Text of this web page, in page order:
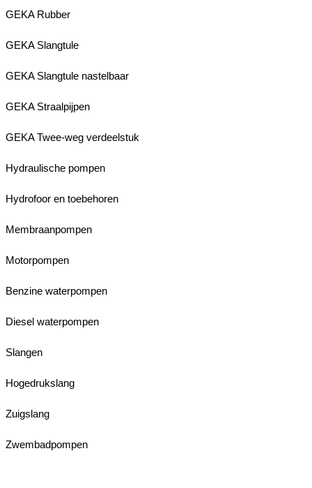
GEKA Rubber
GEKA Slangtule
GEKA Slangtule nastelbaar
GEKA Straalpijpen
GEKA Twee-weg verdeelstuk
Hydraulische pompen
Hydrofoor en toebehoren
Membraanpompen
Motorpompen
Benzine waterpompen
Diesel waterpompen
Slangen
Hogedrukslang
Zuigslang
Zwembadpompen